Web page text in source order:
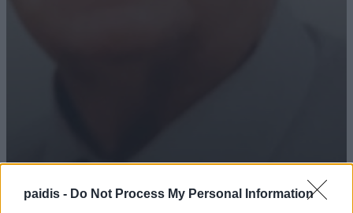
paidis - Do Not Process My Personal Information
Αύριο Παρασκευή στο Δομένικο η
κηδεία του Αλκιβιάδη Χατζούλη